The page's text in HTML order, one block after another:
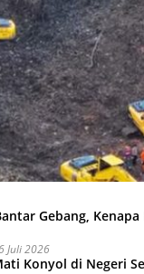
Gebang,
Juli 2026
Konyol di Negeri